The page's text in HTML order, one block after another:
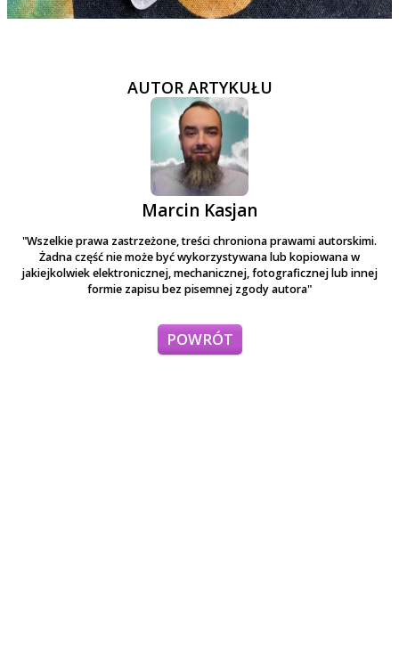
AUTOR ARTYKUŁU
Marcin Kasjan
"Wszelkie prawa zastrzeżone, treści chroniona prawami autorskimi.
Żadna część nie może być wykorzystywana lub kopiowana w
jakiejkolwiek elektronicznej, mechanicznej, fotograficznej lub innej
formie zapisu bez pisemnej zgody autora"
POWRÓT